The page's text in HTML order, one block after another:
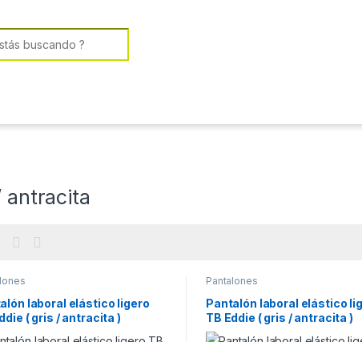
antracita
laboral elástico ligero
( gris / antracita )
Pantalones
Pantalón laboral elástico
TB Eddie ( gris / antracita )